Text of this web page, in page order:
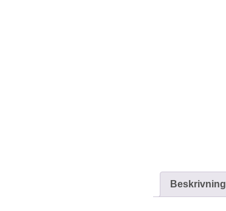
Beskrivning